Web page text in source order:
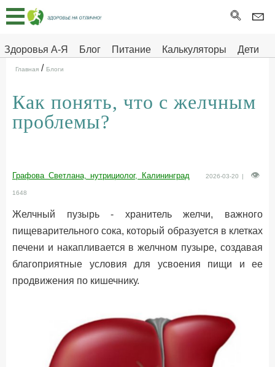
Здоровья А-Я Блог Питание Калькуляторы
Дети
Главная
Тесты
Про
ДЕТЯМ
Главная / Блоги
Как понять, что с желчным
проблемы?
Графова Светлана, нутрициолог, Калининград 2026-03-20 |
1648
Желчный пузырь - хранитель желчи, важного
пищеварительного сока, который образуется в клетках
печени и накапливается в желчном пузыре, создавая
благоприятные условия для усвоения пищи и ее
продвижения по кишечнику.